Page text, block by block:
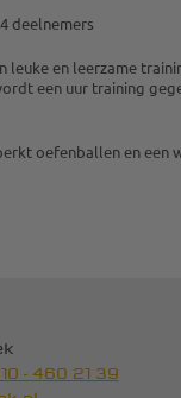
deelnemers
en leerzame
een uur training
oefenballen en een
- 460 21 39